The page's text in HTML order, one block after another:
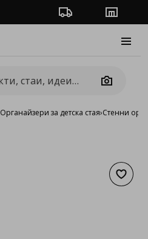
Проследяване на
Camera
Органайзери за детска стая›Стенни